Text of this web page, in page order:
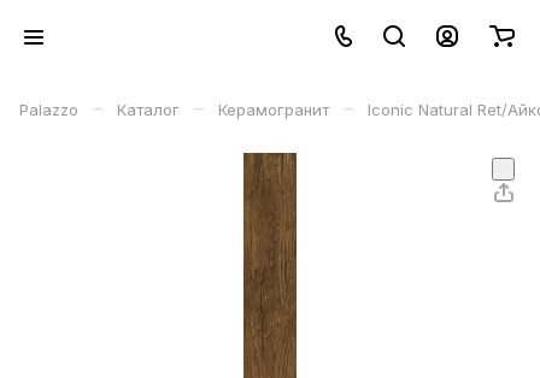
Palazzo – Каталог – Керамогранит – Iconic Natural Ret/